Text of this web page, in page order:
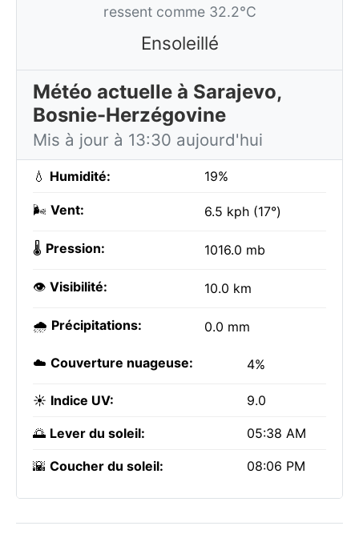
ressent comme 32.2°C
Ensoleillé
Météo actuelle à Sarajevo,
Bosnie-Herzégovine
Mis à jour à 13:30 aujourd'hui
💧 Humidité: 19%
🌬️ Vent: 6.5 kph (17°)
🌡️ Pression: 1016.0 mb
👁️ Visibilité: 10.0 km
🌧️ Précipitations: 0.0 mm
☁️ Couverture nuageuse: 4%
☀️ Indice UV: 9.0
🌅 Lever du soleil: 05:38 AM
🌇 Coucher du soleil: 08:06 PM